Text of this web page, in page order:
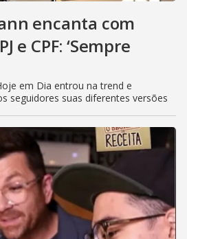
encanta com
e CPF: ‘Sempre
em Dia entrou na trend e
seguidores suas diferentes versões